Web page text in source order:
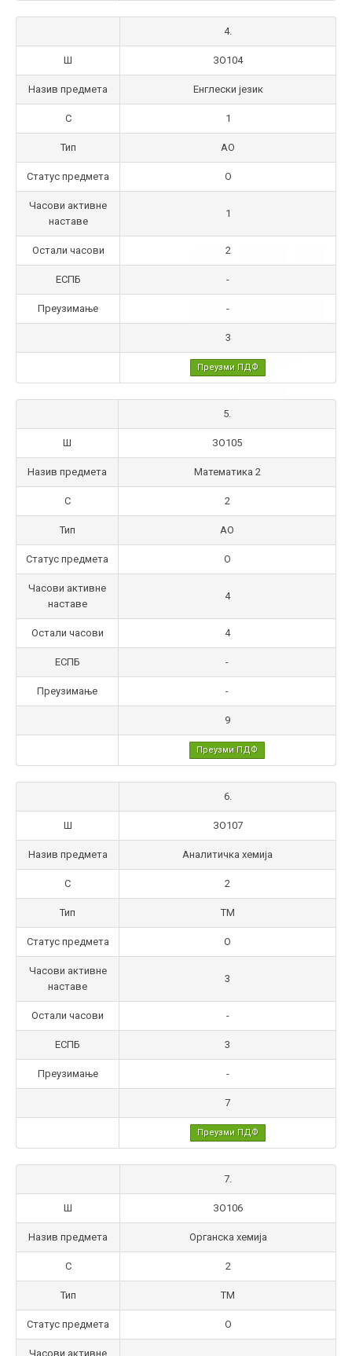
4.
Ш ЗО104
Назив предмета Енглески језик
С 1
Тип АО
Статус предмета О
Часови активне
наставе
1
Остали часови 2
ЕСПБ -
Преузимање -
3
Преузми ПДФ
5.
Ш ЗО105
Назив предмета Математика 2
С 2
Тип АО
Статус предмета О
Часови активне
наставе
4
Остали часови 4
ЕСПБ -
Преузимање -
9
Преузми ПДФ
6.
Ш ЗО107
Назив предмета Аналитичка хемија
С 2
Тип ТМ
Статус предмета О
Часови активне
наставе
3
Остали часови -
ЕСПБ 3
Преузимање -
7
Преузми ПДФ
7.
Ш ЗО106
Назив предмета Органска хемија
С 2
Тип ТМ
Статус предмета О
Часови активне